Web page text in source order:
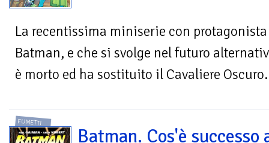
La recentissima miniserie con
Batman, e che si svolge nel futuro
è morto ed ha sostituito il Cavaliere
FUMETTI
Batman. Cos'è successo